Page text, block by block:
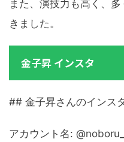
また、演技力も高く、
きました。
金子昇 インスタ
## 金子昇さんのインス
アカウント名: